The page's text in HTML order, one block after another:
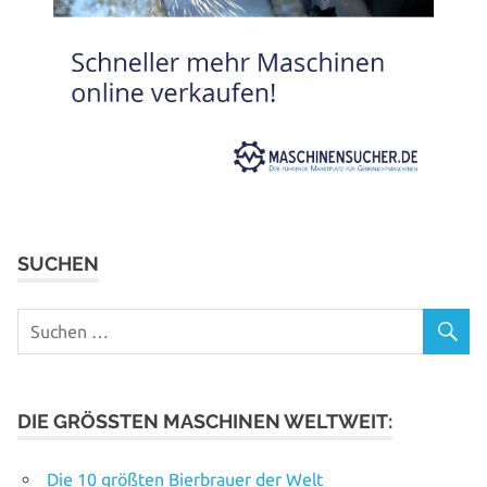
SUCHEN
DIE GRÖSSTEN MASCHINEN WELTWEIT:
Die 10 größten Bierbrauer der Welt